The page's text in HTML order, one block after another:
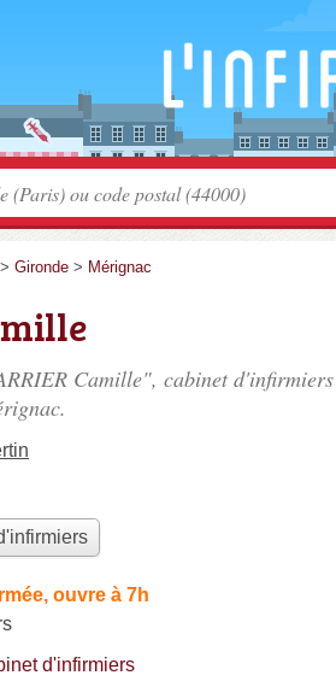
> Gironde > Mérignac
Camille", cabinet
ouvre à 7h
d'infirmiers